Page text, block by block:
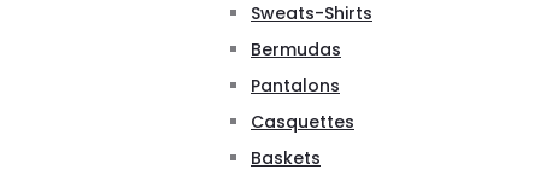
Sweats-Shirts
Bermudas
Pantalons
Casquettes
Baskets